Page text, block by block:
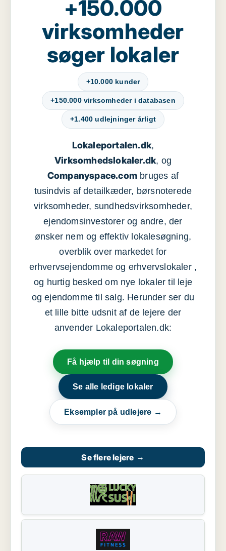
+150.000
virksomheder
søger lokaler
+10.000 kunder
+150.000 virksomheder i databasen
+1.400 udlejninger årligt
Lokaleportalen.dk,
Virksomhedslokaler.dk, og
Companyspace.com bruges af
tusindvis af detailkæder, børsnoterede
virksomheder, sundhedsvirksomheder,
ejendomsinvestorer og andre, der
ønsker nem og effektiv lokalesøgning,
overblik over markedet for
erhvervsejendomme og erhvervslokaler ,
og hurtig besked om nye lokaler til leje
og ejendomme til salg. Herunder ser du
et lille bitte udsnit af de lejere der
anvender Lokaleportalen.dk:
Få hjælp til din søgning
Se alle ledige lokaler
Eksempler på udlejere →
Se flere lejere →